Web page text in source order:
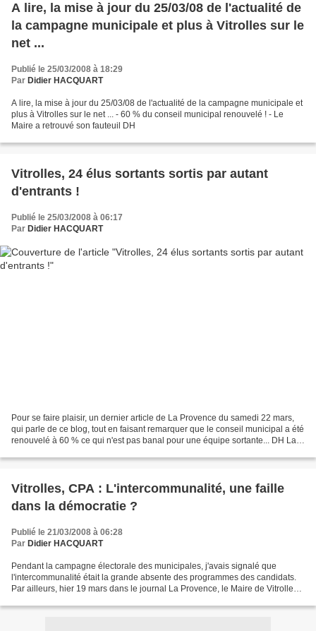
A lire, la mise à jour du 25/03/08 de l'actualité de
la campagne municipale et plus à Vitrolles sur le
net ...
Publié le 25/03/2008 à 18:29
Par Didier HACQUART
A lire, la mise à jour du 25/03/08 de l'actualité de la campagne municipale et
plus à Vitrolles sur le net ... - 60 % du conseil municipal renouvelé ! - Le
Maire a retrouvé son fauteuil DH
Vitrolles, 24 élus sortants sortis par autant
d'entrants !
Publié le 25/03/2008 à 06:17
Par Didier HACQUART
Pour se faire plaisir, un dernier article de La Provence du samedi 22 mars,
qui parle de ce blog, tout en faisant remarquer que le conseil municipal a été
renouvelé à 60 % ce qui n'est pas banal pour une équipe sortante... DH La
Vitrolles, CPA : L'intercommunalité, une faille
dans la démocratie ?
Publié le 21/03/2008 à 06:28
Par Didier HACQUART
Pendant la campagne électorale des municipales, j'avais signalé que
l'intercommunalité était la grande absente des programmes des candidats.
Par ailleurs, hier 19 mars dans le journal La Provence, le Maire de Vitrolles